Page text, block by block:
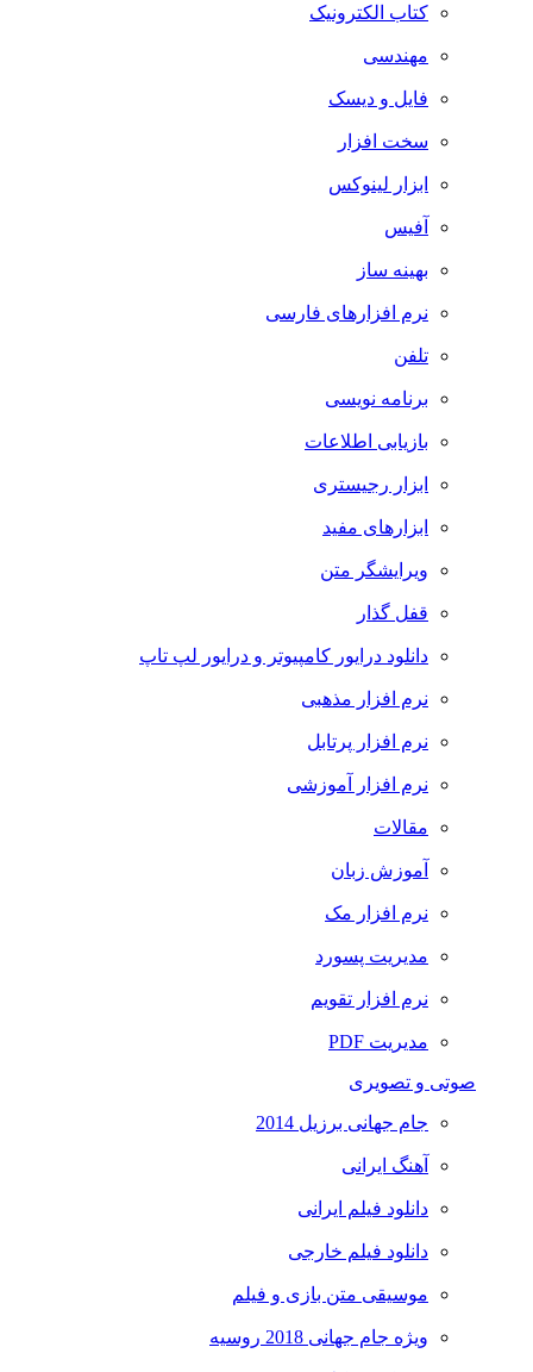
کتاب الکترونیک
مهندسی
فایل و دیسک
سخت افزار
ابزار لینوکس
آفیس
بهینه ساز
نرم افزارهای فارسی
تلفن
برنامه نویسی
بازیابی اطلاعات
ابزار رجیستری
ابزارهای مفید
ویرایشگر متن
قفل گذار
دانلود درایور کامپیوتر و درایور لپ تاپ
نرم افزار مذهبی
نرم افزار پرتابل
نرم افزار آموزشی
مقالات
آموزش زبان
نرم افزار مک
مدیریت پسورد
نرم افزار تقویم
مدیریت PDF
صوتی و تصویری
جام جهانی برزیل 2014
آهنگ ایرانی
دانلود فیلم ایرانی
دانلود فیلم خارجی
موسیقی متن بازی و فیلم
ویژه جام جهانی 2018 روسیه